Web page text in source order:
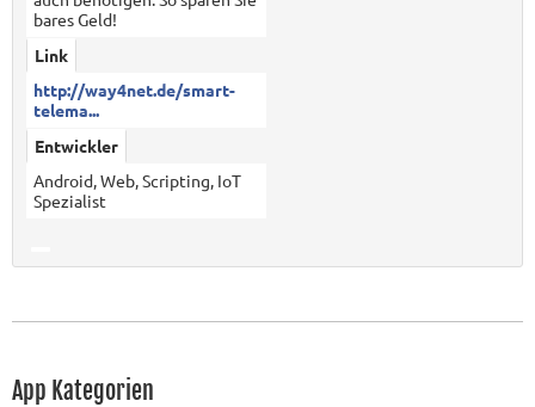
bares Geld!
Link
http://way4net.de/smart-
telema...
Entwickler
Android, Web, Scripting, IoT
Spezialist
App Kategorien